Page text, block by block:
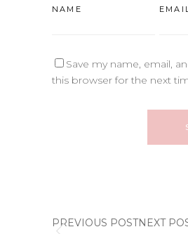
Save my name, email,
this browser for the next
PREVIOUS POSTNEXT